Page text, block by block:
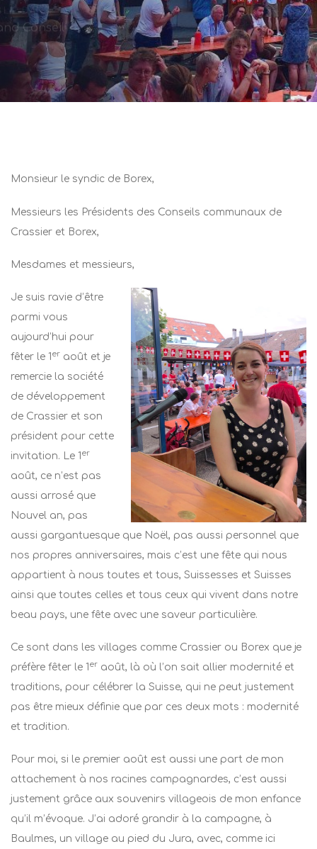
DANS:
Conseil
Monsieur le syndic de Borex,
Messieurs les Présidents des Conseils communaux de
Crassier et Borex,
Mesdames et messieurs,
Je suis ravie d’être
parmi vous
aujourd’hui pour
fêter le 1 er août et je
remercie la société
de développement
de Crassier et son
président pour cette
invitation. Le 1 er
août, ce n’est pas
aussi arrosé que
Nouvel an, pas
aussi gargantuesque que Noël, pas aussi personnel que
nos propres anniversaires, mais c’est une fête qui nous
appartient à nous toutes et tous, Suissesses et Suisses
ainsi que toutes celles et tous ceux qui vivent dans notre
beau pays, une fête avec une saveur particulière.
Ce sont dans les villages comme Crassier ou Borex que je
préfère fêter le 1 er août, là où l’on sait allier modernité et
traditions, pour célébrer la Suisse, qui ne peut justement
pas être mieux définie que par ces deux mots : modernité
et tradition.
Pour moi, si le premier août est aussi une part de mon
attachement à nos racines campagnardes, c’est aussi
justement grâce aux souvenirs villageois de mon enfance
qu’il m’évoque. J’ai adoré grandir à la campagne, à
Baulmes, un village au pied du Jura, avec, comme ici
navigation